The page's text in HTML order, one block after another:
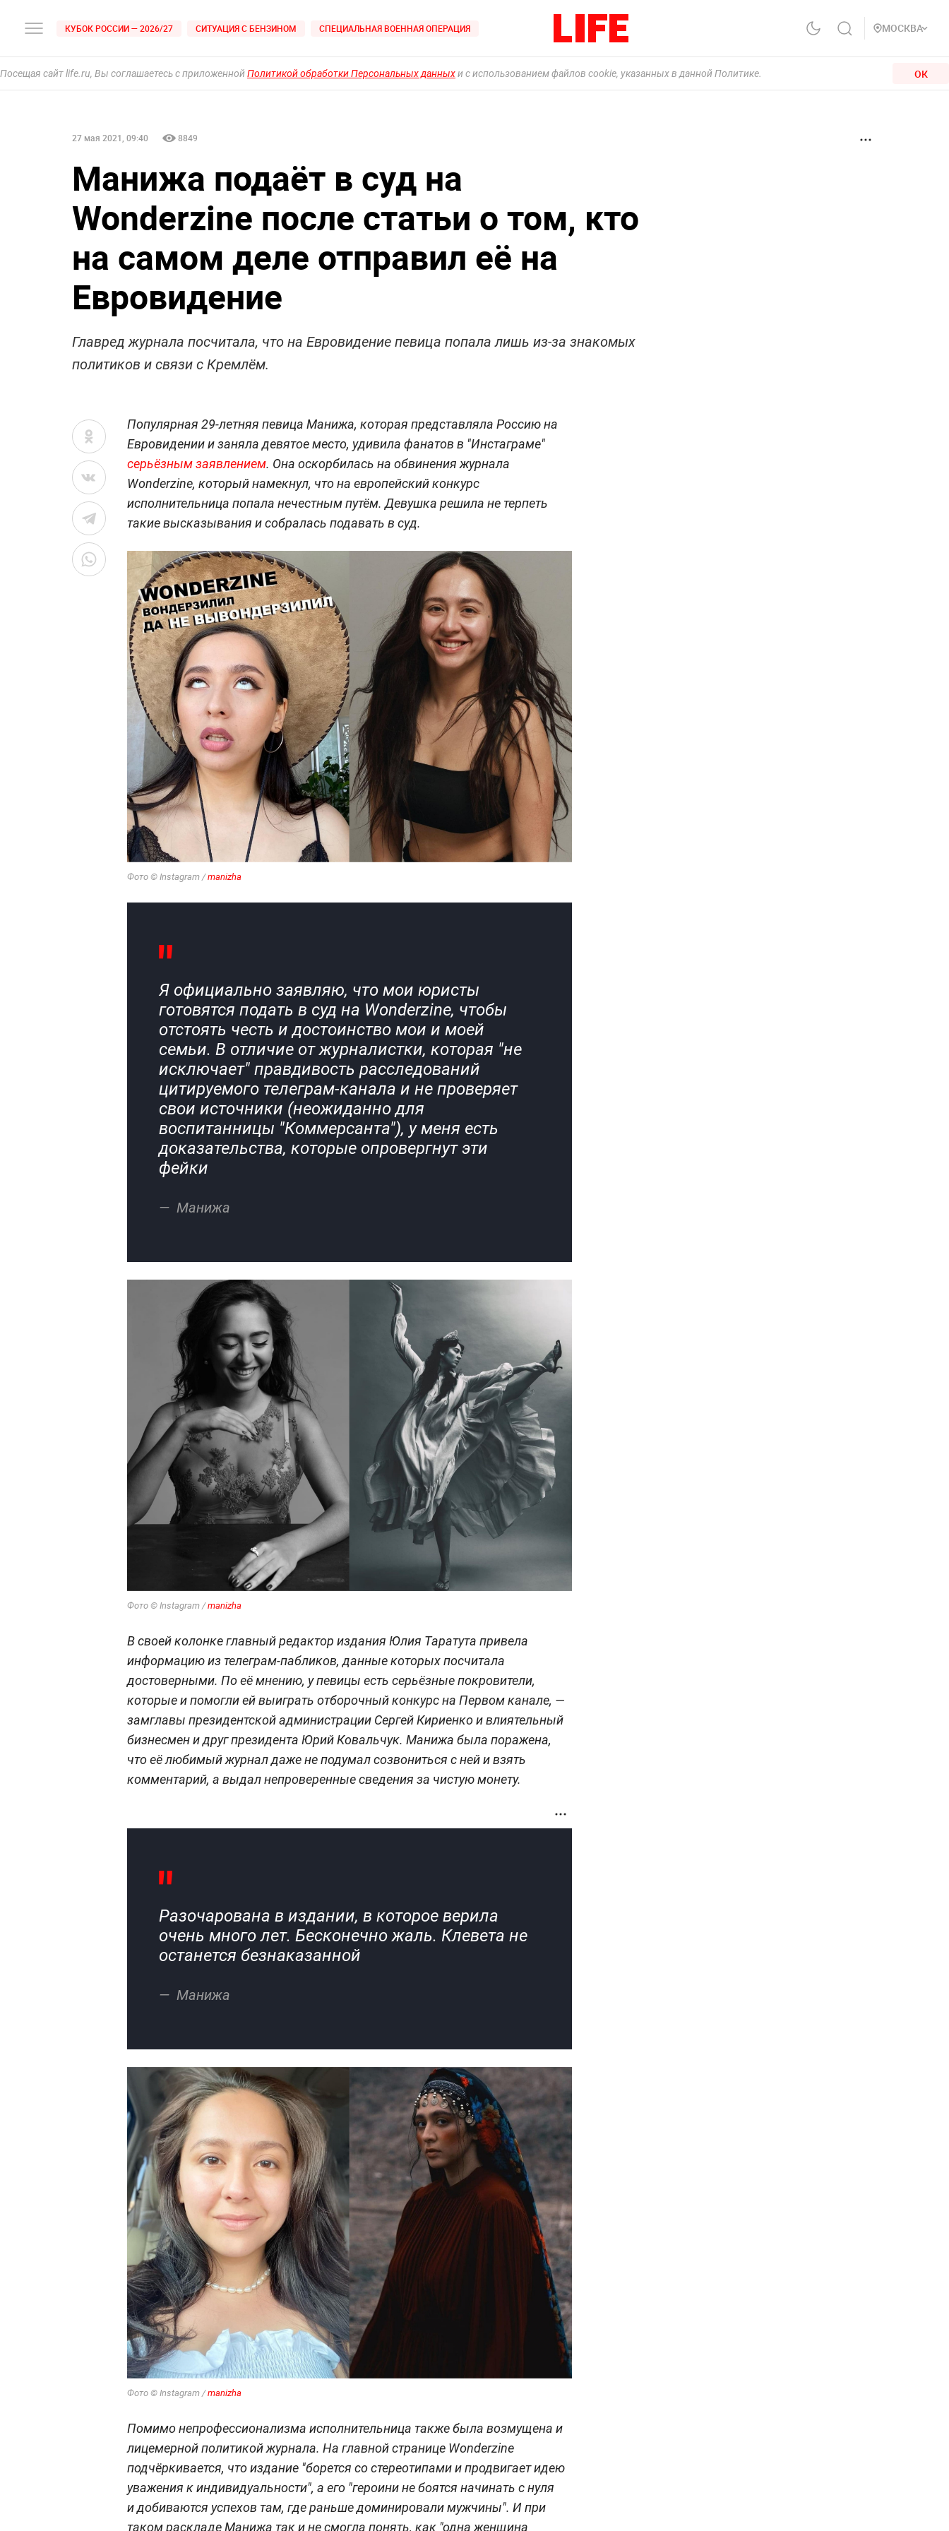
КУБОК РОССИИ — 2026/27 СИТУАЦИЯ С БЕНЗИНОМ СПЕЦИАЛЬНАЯ ВОЕННАЯ ОПЕРАЦИЯ МОСКВА
Посещая сайт life.ru, Вы соглашаетесь с приложеннойПолитикой обработки Персональных данныхи с использованием файлов cookie, указанных в данной Политике. ОК
27 мая 2021, 09:40 8849
Манижа подаёт в суд на
Wonderzine после статьи о том, кто
на самом деле отправил её на
Евровидение
Главред журнала посчитала, что на Евровидение певица попала лишь из-за знакомых
политиков и связи с Кремлём.
Популярная 29-летняя певица Манижа, которая представляла Россию на
Евровидении и заняла девятое место, удивила фанатов в "Инстаграме"
серьёзным заявлением. Она оскорбилась на обвинения журнала
Wonderzine, который намекнул, что на европейский конкурс
исполнительница попала нечестным путём. Девушка решила не терпеть
такие высказывания и собралась подавать в суд.
Фото © Instagram /manizha
Я официально заявляю, что мои юристы
готовятся подать в суд на Wonderzine, чтобы
отстоять честь и достоинство мои и моей
семьи. В отличие от журналистки, которая "не
исключает" правдивость расследований
цитируемого телеграм-канала и не проверяет
свои источники (неожиданно для
воспитанницы "Коммерсанта"), у меня есть
доказательства, которые опровергнут эти
фейки
Манижа
Фото © Instagram /manizha
В своей колонке главный редактор издания Юлия Таратута привела
информацию из телеграм-пабликов, данные которых посчитала
достоверными. По её мнению, у певицы есть серьёзные покровители,
которые и помогли ей выиграть отборочный конкурс на Первом канале, —
замглавы президентской администрации Сергей Кириенко и влиятельный
бизнесмен и друг президента Юрий Ковальчук. Манижа была поражена,
что её любимый журнал даже не подумал созвониться с ней и взять
комментарий, а выдал непроверенные сведения за чистую монету.
Разочарована в издании, в которое верила
очень много лет. Бесконечно жаль. Клевета не
останется безнаказанной
Манижа
Фото © Instagram /manizha
Помимо непрофессионализма исполнительница также была возмущена и
лицемерной политикой журнала. На главной странице Wonderzine
подчёркивается, что издание "борется со стереотипами и продвигает идею
уважения к индивидуальности", а его "героини не боятся начинать с нуля
и добиваются успехов там, где раньше доминировали мужчины". И при
таком раскладе Манижа так и не смогла понять, как "одна женщина